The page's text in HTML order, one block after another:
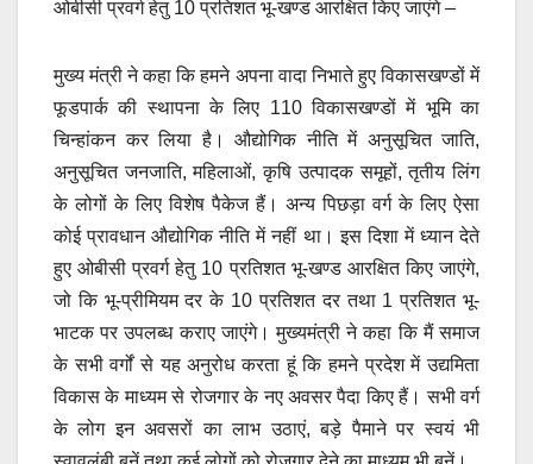
ओबीसी प्रवर्ग हेतु 10 प्रतिशत भू-खण्ड आरक्षित किए जाएंगे –
मुख्य मंत्री ने कहा कि हमने अपना वादा निभाते हुए विकासखण्डों में
फूडपार्क की स्थापना के लिए 110 विकासखण्डों में भूमि का
चिन्हांकन कर लिया है। औद्योगिक नीति में अनुसूचित जाति,
अनुसूचित जनजाति, महिलाओं, कृषि उत्पादक समूहों, तृतीय लिंग
के लोगों के लिए विशेष पैकेज हैं। अन्य पिछड़ा वर्ग के लिए ऐसा
कोई प्रावधान औद्योगिक नीति में नहीं था। इस दिशा में ध्यान देते
हुए ओबीसी प्रवर्ग हेतु 10 प्रतिशत भू-खण्ड आरक्षित किए जाएंगे,
जो कि भू-प्रीमियम दर के 10 प्रतिशत दर तथा 1 प्रतिशत भू-
भाटक पर उपलब्ध कराए जाएंगे। मुख्यमंत्री ने कहा कि मैं समाज
के सभी वर्गों से यह अनुरोध करता हूं कि हमने प्रदेश में उद्यमिता
विकास के माध्यम से रोजगार के नए अवसर पैदा किए हैं। सभी वर्ग
के लोग इन अवसरों का लाभ उठाएं, बड़े पैमाने पर स्वयं भी